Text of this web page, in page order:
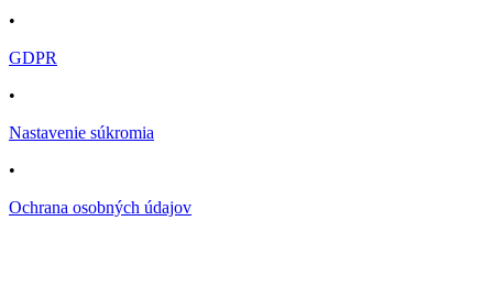
•
GDPR
•
Nastavenie súkromia
•
Ochrana osobných údajov